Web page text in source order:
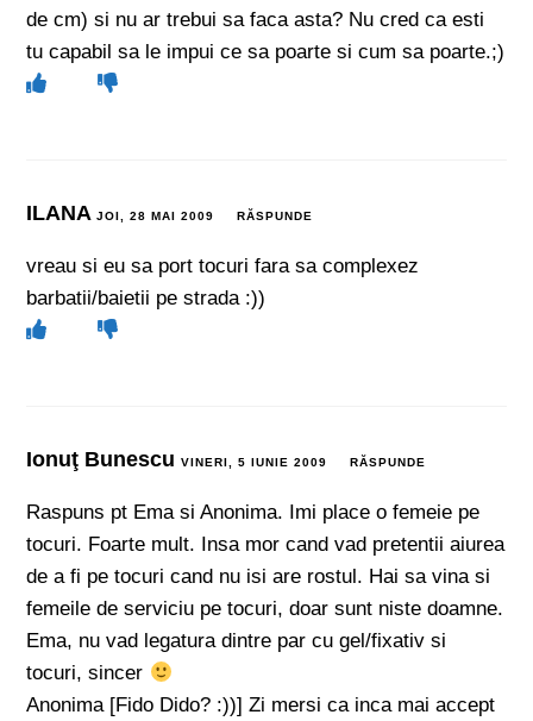
de cm) si nu ar trebui sa faca asta? Nu cred ca esti
tu capabil sa le impui ce sa poarte si cum sa poarte.;)
ILANAJOI, 28 MAI 2009 RĂSPUNDE
vreau si eu sa port tocuri fara sa complexez
barbatii/baietii pe strada :))
Ionuţ BunescuVINERI, 5 IUNIE 2009 RĂSPUNDE
Raspuns pt Ema si Anonima. Imi place o femeie pe
tocuri. Foarte mult. Insa mor cand vad pretentii aiurea
de a fi pe tocuri cand nu isi are rostul. Hai sa vina si
femeile de serviciu pe tocuri, doar sunt niste doamne.
Ema, nu vad legatura dintre par cu gel/fixativ si
tocuri, sincer
Anonima [Fido Dido? :))] Zi mersi ca inca mai accept